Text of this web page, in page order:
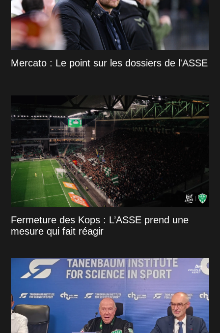
Mercato : Le point sur les dossiers de l'ASSE
Fermeture des Kops : L’ASSE prend une
mesure qui fait réagir